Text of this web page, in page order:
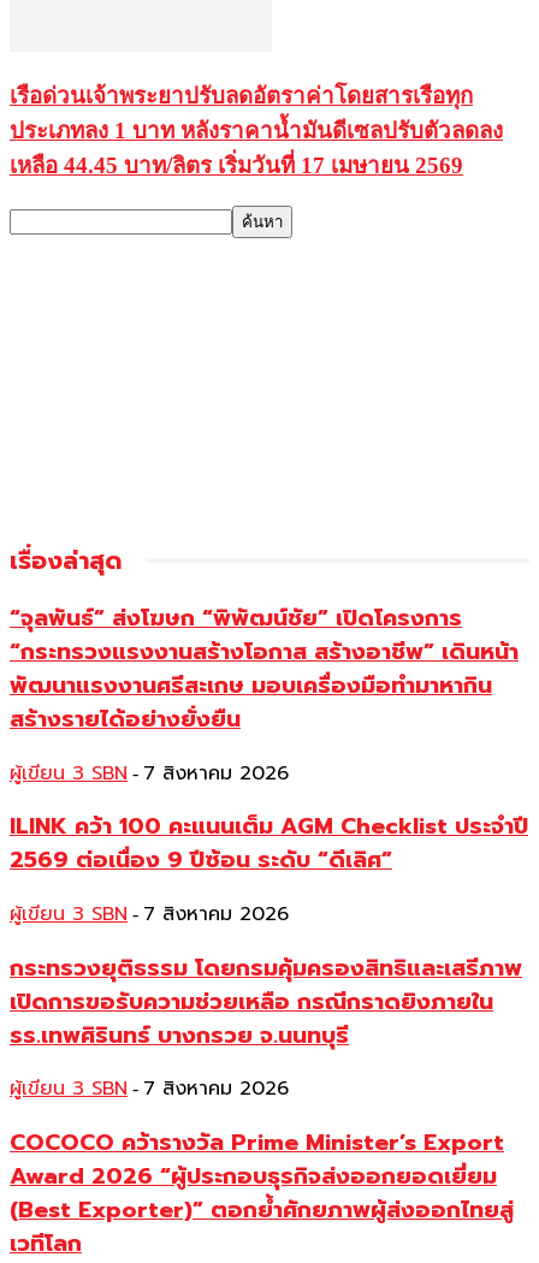
เรือด่วนเจ้าพระยาปรับลดอัตราค่าโดยสารเรือทุก
ประเภทลง 1 บาท หลังราคาน้ำมันดีเซลปรับตัวลดลง
เหลือ 44.45 บาท/ลิตร เริ่มวันที่ 17 เมษายน 2569
เรื่องล่าสุด
“จุลพันธ์” ส่งโฆษก “พิพัฒน์ชัย” เปิดโครงการ
“กระทรวงแรงงานสร้างโอกาส สร้างอาชีพ” เดินหน้า
พัฒนาแรงงานศรีสะเกษ มอบเครื่องมือทำมาหากิน
สร้างรายได้อย่างยั่งยืน
ผู้เขียน 3 SBN - 7 สิงหาคม 2026
ILINK คว้า 100 คะแนนเต็ม AGM Checklist ประจำปี
2569 ต่อเนื่อง 9 ปีซ้อน ระดับ “ดีเลิศ”
ผู้เขียน 3 SBN - 7 สิงหาคม 2026
กระทรวงยุติธรรม โดยกรมคุ้มครองสิทธิและเสรีภาพ
เปิดการขอรับความช่วยเหลือ กรณีกราดยิงภายใน
รร.เทพศิรินทร์ บางกรวย จ.นนทบุรี
ผู้เขียน 3 SBN - 7 สิงหาคม 2026
COCOCO คว้ารางวัล Prime Minister’s Export
Award 2026 “ผู้ประกอบธุรกิจส่งออกยอดเยี่ยม
(Best Exporter)” ตอกย้ำศักยภาพผู้ส่งออกไทยสู่
เวทีโลก